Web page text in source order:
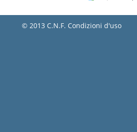
© 2013 C.N.F. Condizioni d'uso